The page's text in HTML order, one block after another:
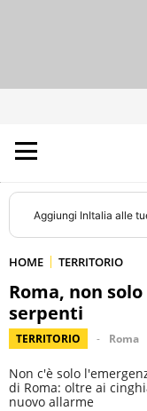
Aggiungi InItalia alle
HOME TERRITORIO
Roma, non
serpenti
TERRITORIO Roma
Non c'è solo
di Roma: oltre ai
nuovo allarme